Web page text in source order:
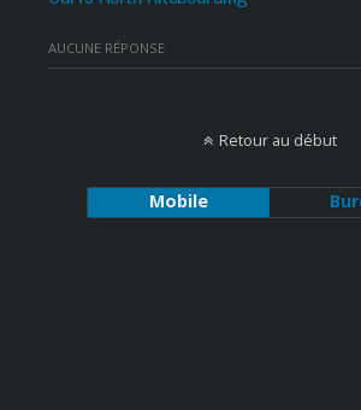
AUCUNE RÉPONSE
Retour au début
Mobile